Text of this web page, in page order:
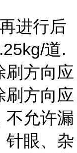
进行后
道.
刷方向应
刷方向应
不允许漏
针眼、杂